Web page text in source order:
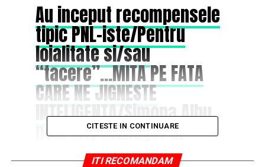
Au inceput recompensele
tipic PNL-iste/Pentru
loialitate si/sau
“tacere”…MITA PE FATA
CARE NE JIGNESTE
INTELIGENTA/Simona Albu,
noul city manager al
Ploieștiului
CITESTE IN CONTINUARE
ITI RECOMANDAM